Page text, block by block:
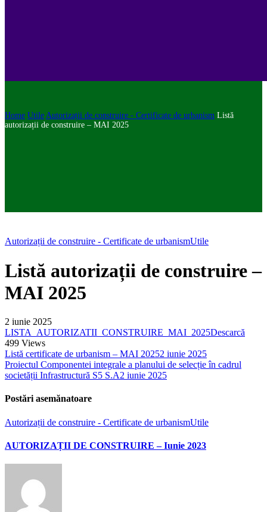
Home Utile Autorizații de construire - Certificate de urbanism Listă
autorizații de construire – MAI 2025
Autorizații de construire - Certificate de urbanismUtile
Listă autorizații de construire –
MAI 2025
2 iunie 2025
LISTA_AUTORIZATII_CONSTRUIRE_MAI_2025Descarcă
499 Views
Listă certificate de urbanism – MAI 20252 iunie 2025
Proiectul Componentei integrale a planului de selecție în cadrul
societății Infrastructură S5 S.A2 iunie 2025
Postări asemănatoare
Autorizații de construire - Certificate de urbanismUtile
AUTORIZAȚII DE CONSTRUIRE – Iunie 2023